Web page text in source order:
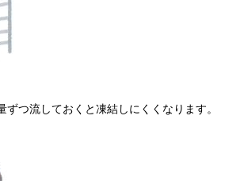
ずつ流しておくと凍結しにくくなります。